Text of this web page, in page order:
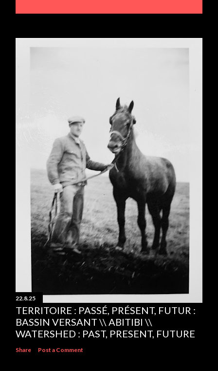
22.8.25
TERRITOIRE : PASSÉ, PRÉSENT, FUTUR :
BASSIN VERSANT \\ ABITIBI \\
WATERSHED : PAST, PRESENT, FUTURE
Share Post a Comment